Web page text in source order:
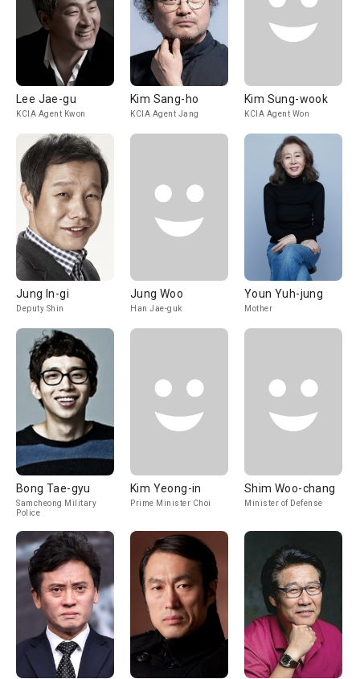
Lee Jae-gu
KCIA Agent Kwon
Kim Sang-ho
KCIA Agent Jang
Kim Sung-wook
KCIA Agent Won
Jung In-gi
Deputy Shin
Jung Woo
Han Jae-guk
Youn Yuh-jung
Mother
Bong Tae-gyu
Samcheong Military
Police
Kim Yeong-in
Prime Minister Choi
Shim Woo-chang
Minister of Defense